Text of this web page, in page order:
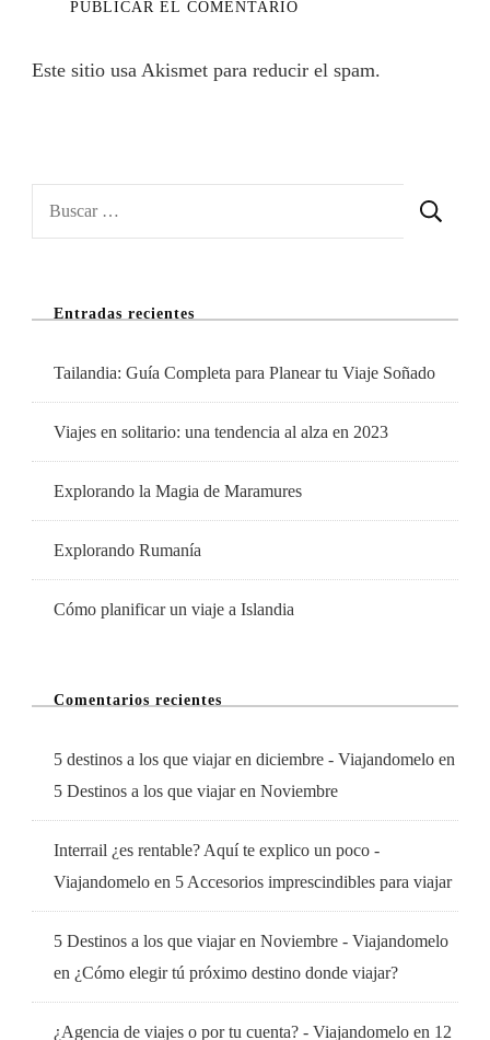
Este sitio usa Akismet para reducir el spam.
Entradas recientes
Tailandia: Guía Completa para Planear tu Viaje Soñado
Viajes en solitario: una tendencia al alza en 2023
Explorando la Magia de Maramures
Explorando Rumanía
Cómo planificar un viaje a Islandia
Comentarios recientes
5 destinos a los que viajar en diciembre - Viajandomelo en
5 Destinos a los que viajar en Noviembre
Interrail ¿es rentable? Aquí te explico un poco -
Viajandomelo en 5 Accesorios imprescindibles para viajar
5 Destinos a los que viajar en Noviembre - Viajandomelo
en ¿Cómo elegir tú próximo destino donde viajar?
¿Agencia de viajes o por tu cuenta? - Viajandomelo en 12